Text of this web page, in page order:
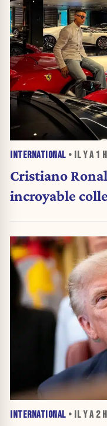
INTERNATIONAL • IL Y A 1
Cristiano
incroyable
INTERNATIONAL • IL Y A 2